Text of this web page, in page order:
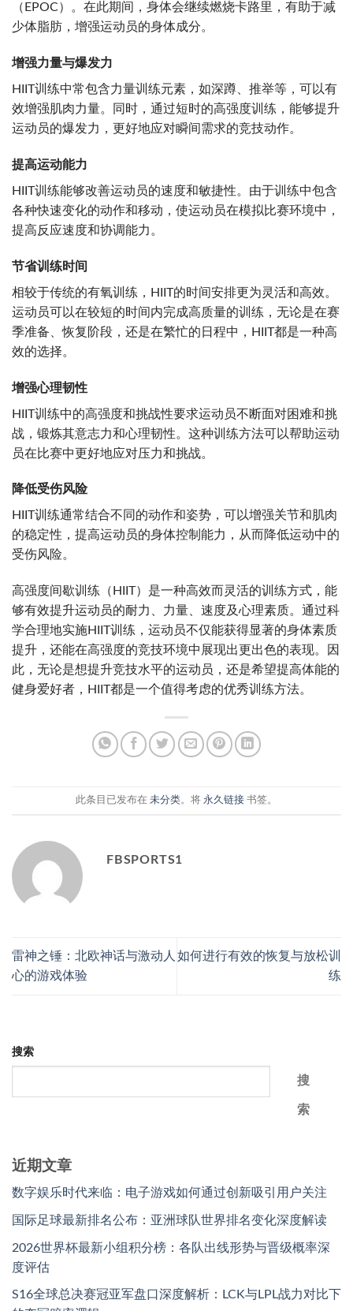
（EPOC）。在此期间，身体会继续燃烧卡路里，有助于减
少体脂肪，增强运动员的身体成分。
增强力量与爆发力
HIIT训练中常包含力量训练元素，如深蹲、推举等，可以有
效增强肌肉力量。同时，通过短时的高强度训练，能够提升
运动员的爆发力，更好地应对瞬间需求的竞技动作。
提高运动能力
HIIT训练能够改善运动员的速度和敏捷性。由于训练中包含
各种快速变化的动作和移动，使运动员在模拟比赛环境中，
提高反应速度和协调能力。
节省训练时间
相较于传统的有氧训练，HIIT的时间安排更为灵活和高效。
运动员可以在较短的时间内完成高质量的训练，无论是在赛
季准备、恢复阶段，还是在繁忙的日程中，HIIT都是一种高
效的选择。
增强心理韧性
HIIT训练中的高强度和挑战性要求运动员不断面对困难和挑
战，锻炼其意志力和心理韧性。这种训练方法可以帮助运动
员在比赛中更好地应对压力和挑战。
降低受伤风险
HIIT训练通常结合不同的动作和姿势，可以增强关节和肌肉
的稳定性，提高运动员的身体控制能力，从而降低运动中的
受伤风险。
高强度间歇训练（HIIT）是一种高效而灵活的训练方式，能
够有效提升运动员的耐力、力量、速度及心理素质。通过科
学合理地实施HIIT训练，运动员不仅能获得显著的身体素质
提升，还能在高强度的竞技环境中展现出更出色的表现。因
此，无论是想提升竞技水平的运动员，还是希望提高体能的
健身爱好者，HIIT都是一个值得考虑的优秀训练方法。
此条目已发布在 未分类。将 永久链接 书签。
FBSPORTS1
雷神之锤：北欧神话与激动人
心的游戏体验
如何进行有效的恢复与放松训
练
搜索
搜
索
近期文章
数字娱乐时代来临：电子游戏如何通过创新吸引用户关注
国际足球最新排名公布：亚洲球队世界排名变化深度解读
2026世界杯最新小组积分榜：各队出线形势与晋级概率深
度评估
S16全球总决赛冠亚军盘口深度解析：LCK与LPL战力对比下